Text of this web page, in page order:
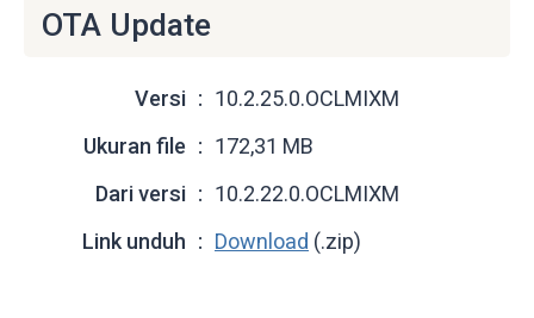
OTA Update
Versi
10.2.25.0.OCLMIXM
Ukuran file
172,31 MB
Dari versi
10.2.22.0.OCLMIXM
Link unduh
Download (.zip)